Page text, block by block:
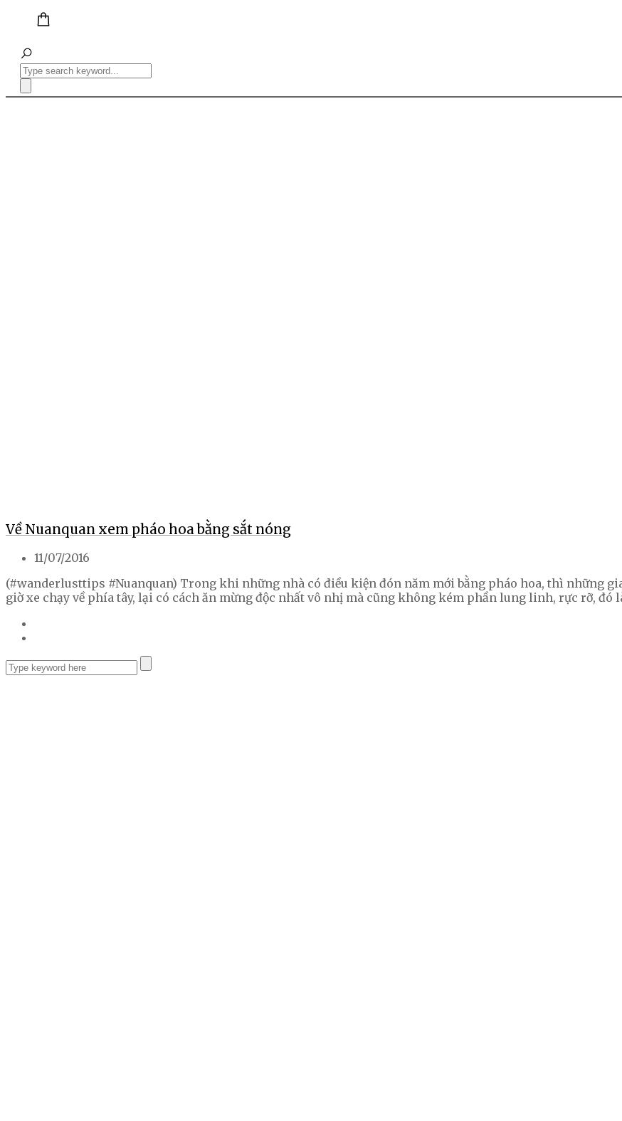
Về Nuanquan xem pháo hoa bằng sắt nóng
11/07/2016
(#wanderlusttips #Nuanquan) Trong khi những nhà có điều kiện đón năm mới bằng pháo hoa, thì những
giờ xe chạy về phía tây, lại có cách ăn mừng độc nhất vô nhị mà cũng không kém phần lung linh, rực rỡ, đó